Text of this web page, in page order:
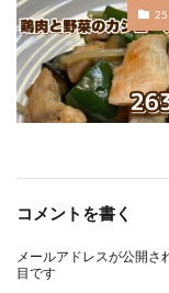
コメントを書く
メールアドレスが公開さ
目です